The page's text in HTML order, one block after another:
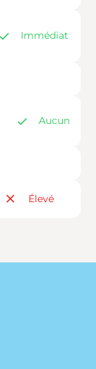
Immédiat
Aucun
Élevé